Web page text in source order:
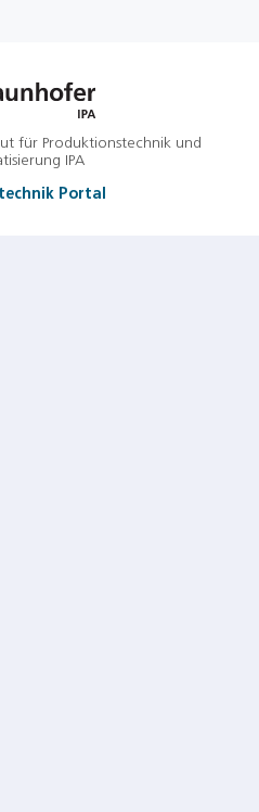
für Produktionstechnik und
IPA
Portal